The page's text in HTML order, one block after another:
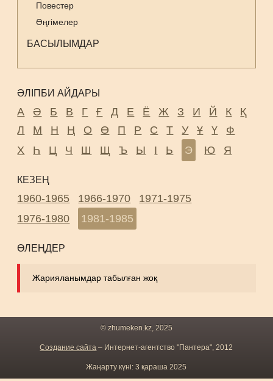
Повестер
Әңгімелер
БАСЫЛЫМДАР
ӘЛІПБИ АЙДАРЫ
А Ә Б В Г Ғ Д Е Ё Ж З И Й К
Қ
Л
М Н Ң О Ө П Р С Т У Ұ Ү
Ф
Х
Һ Ц Ч Ш Щ Ъ Ы І Ь Э Ю Я
КЕЗЕҢ
1960-1965 1966-1970
1971-1975
1976-1980
1981-1985
ӨЛЕҢДЕР
Жарияланымдар табылған жоқ
© zhumeken.kz, 2025
Создание сайта – Интернет-агентство "Пантера", 2012
Жаңарту күні: 3 қараша 2025